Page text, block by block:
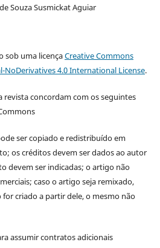
Souza Susmickat Aguiar
sob uma licençaCreative Commons
4.0 International License.
revista concordam com os seguintes
ser copiado e redistribuído em
os créditos devem ser dados ao autor
devem ser indicadas; o artigo não
caso o artigo seja remixado,
criado a partir dele, o mesmo não
assumir contratos adicionais